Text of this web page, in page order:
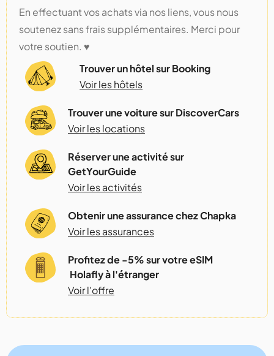
En effectuant vos achats via nos liens, vous nous
soutenez sans frais supplémentaires. Merci pour
votre soutien. ♥️
Trouver un hôtel sur Booking
Voir les hôtels
Trouver une voiture sur DiscoverCars
Voir les locations
Réserver une activité sur
GetYourGuide
Voir les activités
Obtenir une assurance chez Chapka
Voir les assurances
Profitez de -5% sur votre eSIM
Holafly à l'étranger
Voir l'offre